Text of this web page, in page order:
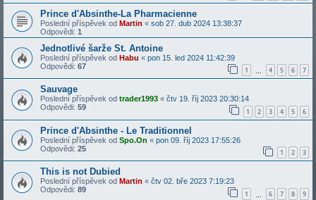
Prince d'Absinthe-La Pharmacienne
Poslední příspěvek od Martin « sob 27. dub 2024 13:38:37
Odpovědi: 1
Jednotlivé šarže St. Antoine
Poslední příspěvek od Habu « pon 15. led 2024 11:42:39
Odpovědi: 67 1 4 5 6 7
Sauvage
Poslední příspěvek od trader1993 « čtv 19. říj 2023 20:30:14
Odpovědi: 59 1 2 3 4 5 6
Prince d'Absinthe - Le Traditionnel
Poslední příspěvek od Spo.On « pon 09. říj 2023 17:55:26
Odpovědi: 25 1 2 3
This is not Dubied
Poslední příspěvek od Martin « čtv 02. bře 2023 7:19:23
Odpovědi: 89 1 6 7 8 9